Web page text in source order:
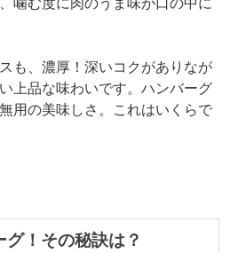
も、濃厚！深いコクがありなが
上品な味わいです。ハンバーグ
用の美味しさ。これはいくらで
！その秘訣は？